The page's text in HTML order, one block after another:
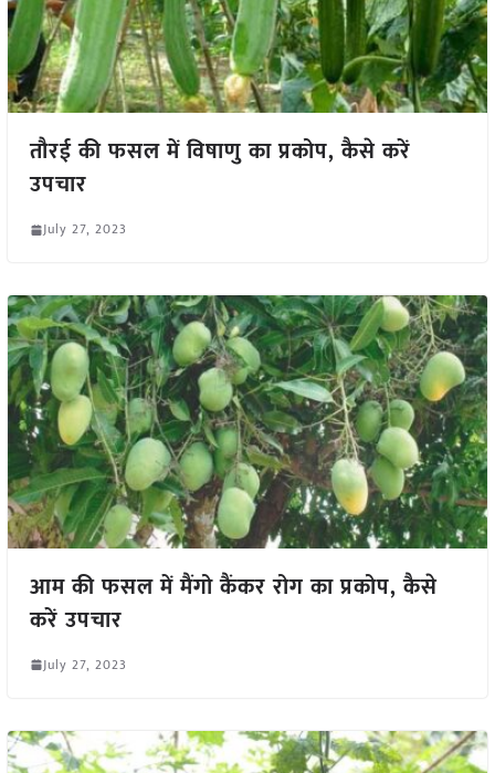
तौरई की फसल में विषाणु का प्रकोप, कैसे करें
उपचार
July 27, 2023
आम की फसल में मैंगो कैंकर रोग का प्रकोप, कैसे
करें उपचार
July 27, 2023